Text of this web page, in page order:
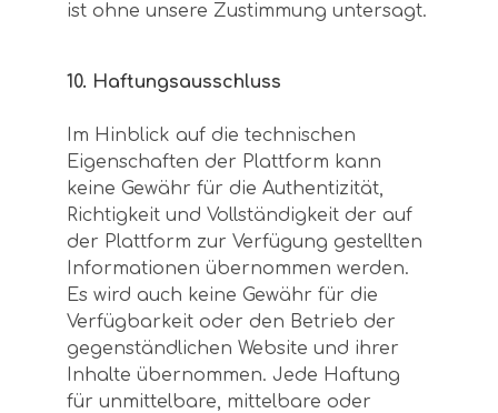
ist ohne unsere Zustimmung untersagt.
10. Haftungsausschluss
Im Hinblick auf die technischen
Eigenschaften der Plattform kann
keine Gewähr für die Authentizität,
Richtigkeit und Vollständigkeit der auf
der Plattform zur Verfügung gestellten
Informationen übernommen werden.
Es wird auch keine Gewähr für die
Verfügbarkeit oder den Betrieb der
gegenständlichen Website und ihrer
Inhalte übernommen. Jede Haftung
für unmittelbare, mittelbare oder